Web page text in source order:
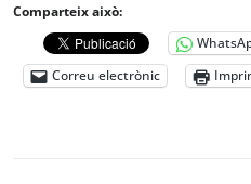
Comparteix això:
Correu electrònic